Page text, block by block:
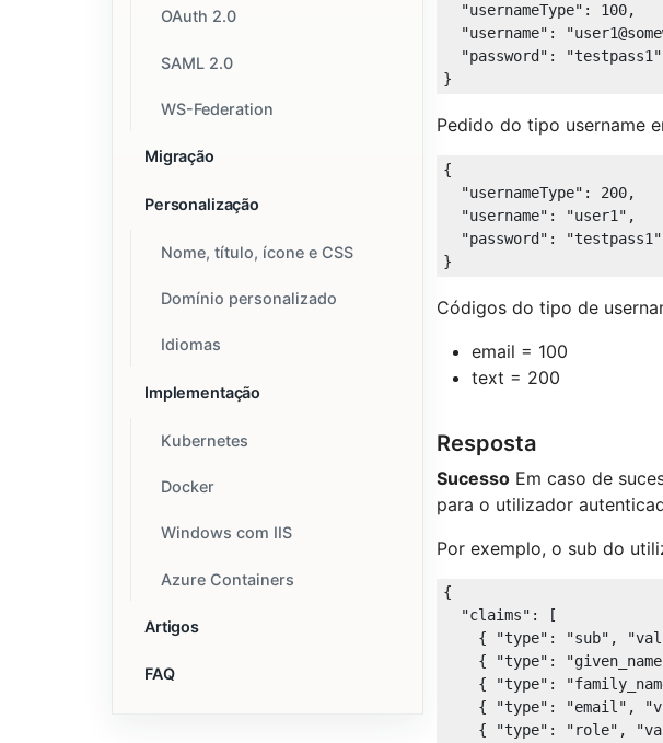
OAuth 2.0
SAML 2.0
WS-Federation
Migração
Personalização
Nome, título, ícone e CSS
Domínio personalizado
Idiomas
Implementação
Kubernetes
Docker
Windows com IIS
Azure Containers
Artigos
FAQ
"usernameType" : 100,
"username" :
"password" :
"testpass1"
Pedido do tipo username
{
"usernameType" : 200,
"username" : "user1" ,
"password" :
"testpass1"
Códigos do tipo de
email = 100
text = 200
Resposta
Sucesso Em caso de
para o utilizador
Por exemplo, o sub do
{
"claims" : [
    {
"type" : "sub" ,
    {
"type" :
    {
"type" :
    {
"type" : "email" ,
    {
"type" : "role" ,